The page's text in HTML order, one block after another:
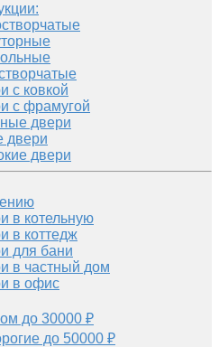
с ковкой
с фрамугой
двери
двери
двери
в котельную
в коттедж
для бани
в частный дом
в офис
до 30000 ₽
до 50000 ₽